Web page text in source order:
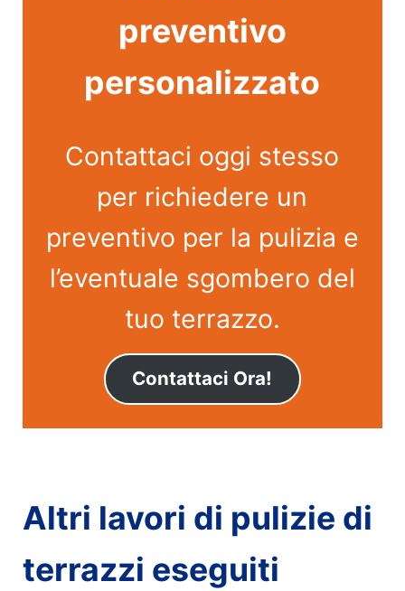
preventivo
personalizzato
Contattaci oggi stesso
per richiedere un
preventivo per la pulizia e
l’eventuale sgombero del
tuo terrazzo.
Contattaci Ora!
Altri lavori di pulizie di
terrazzi eseguiti